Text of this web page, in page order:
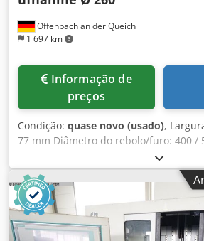
Offenbach an der Queich
1 697 km
preços
Condição: quase novo (usado),
77 mm Diâmetro do rebolo/furo: 400 /
rebolo Klingelnberg (627.020.006)
mm / Diâmetro interno Ø 56 mm -
Carborundum dilumit Csdexgv Afspfx
externo Ø 480 mm Veja desenhos